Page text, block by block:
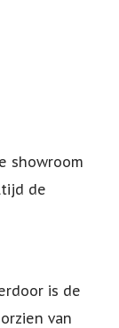
showroom
de
is de
van